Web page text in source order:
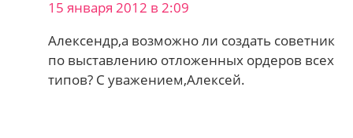
15 января 2012 в 2:09
Алексендр,а возможно ли создать советник
по выставлению отложенных ордеров всех
типов? С уважением,Алексей.